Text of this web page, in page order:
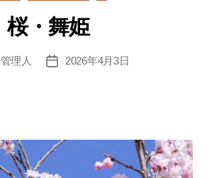
桜・舞姫
管理人
Post2026年4月3日